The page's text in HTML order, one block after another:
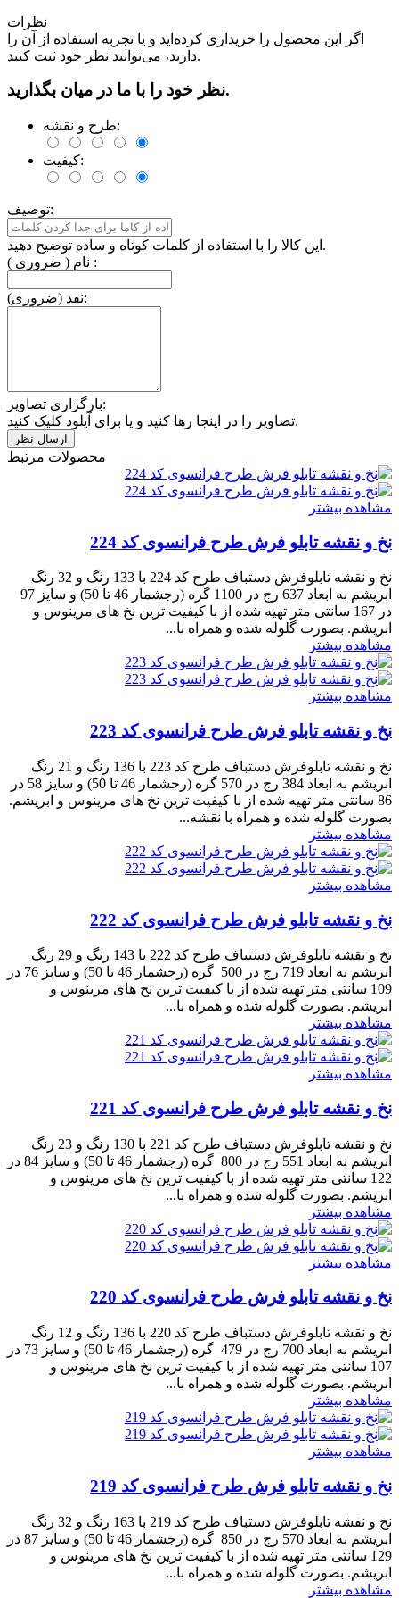
نظرات
اگر این محصول را خریداری کرده‌اید و یا تجربه استفاده از آن را
دارید، می‌توانید نظر خود ثبت کنید.
نظر خود را با ما در میان بگذارید.
طرح و نقشه:
کیفیت:
توصیف:
این کالا را با استفاده از کلمات کوتاه و ساده توضیح دهید.
نام ( ضروری ) :
نقد (ضروری):
بارگزاری تصاویر:
تصاویر را در اینجا رها کنید و یا برای آپلود کلیک کنید.
محصولات مرتبط
مشاهده بیشتر
نخ و نقشه تابلو فرش طرح فرانسوی کد 224
نخ و نقشه تابلوفرش دستباف طرح کد 224 با 133 رنگ و 32 رنگ
ابریشم به ابعاد 637 رج در 1100 گره (رجشمار 46 تا 50) و سایز 97
در 167 سانتی متر تهیه شده از با کیفیت ترین نخ های مرینوس و
ابریشم. بصورت گلوله شده و همراه با...
مشاهده بیشتر
مشاهده بیشتر
نخ و نقشه تابلو فرش طرح فرانسوی کد 223
نخ و نقشه تابلوفرش دستباف طرح کد 223 با 136 رنگ و 21 رنگ
ابریشم به ابعاد 384 رج در 570 گره (رجشمار 46 تا 50) و سایز 58 در
86 سانتی متر تهیه شده از با کیفیت ترین نخ های مرینوس و ابریشم.
بصورت گلوله شده و همراه با نقشه...
مشاهده بیشتر
مشاهده بیشتر
نخ و نقشه تابلو فرش طرح فرانسوی کد 222
نخ و نقشه تابلوفرش دستباف طرح کد 222 با 143 رنگ و 29 رنگ
ابریشم به ابعاد 719 رج در 500 گره (رجشمار 46 تا 50) و سایز 76 در
109 سانتی متر تهیه شده از با کیفیت ترین نخ های مرینوس و
ابریشم. بصورت گلوله شده و همراه با...
مشاهده بیشتر
مشاهده بیشتر
نخ و نقشه تابلو فرش طرح فرانسوی کد 221
نخ و نقشه تابلوفرش دستباف طرح کد 221 با 130 رنگ و 23 رنگ
ابریشم به ابعاد 551 رج در 800 گره (رجشمار 46 تا 50) و سایز 84 در
122 سانتی متر تهیه شده از با کیفیت ترین نخ های مرینوس و
ابریشم. بصورت گلوله شده و همراه با...
مشاهده بیشتر
مشاهده بیشتر
نخ و نقشه تابلو فرش طرح فرانسوی کد 220
نخ و نقشه تابلوفرش دستباف طرح کد 220 با 136 رنگ و 12 رنگ
ابریشم به ابعاد 700 رج در 479 گره (رجشمار 46 تا 50) و سایز 73 در
107 سانتی متر تهیه شده از با کیفیت ترین نخ های مرینوس و
ابریشم. بصورت گلوله شده و همراه با...
مشاهده بیشتر
مشاهده بیشتر
نخ و نقشه تابلو فرش طرح فرانسوی کد 219
نخ و نقشه تابلوفرش دستباف طرح کد 219 با 163 رنگ و 32 رنگ
ابریشم به ابعاد 570 رج در 850 گره (رجشمار 46 تا 50) و سایز 87 در
129 سانتی متر تهیه شده از با کیفیت ترین نخ های مرینوس و
ابریشم. بصورت گلوله شده و همراه با...
مشاهده بیشتر